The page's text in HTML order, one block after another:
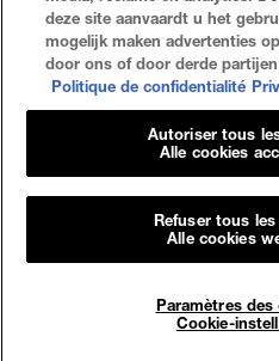
Privacybeleid
Cookie-Instellingen
© 2023 Maybelline New York
14, RUE ROYALE 75008 PARIS
deze site aanvaardt u het
mogelijk maken advertenties
door ons of door derde
Politique de confidentialité
Paramètres des
Cookie-
Refuser tous
Alle cookies
Autoriser tous
Alle cookies